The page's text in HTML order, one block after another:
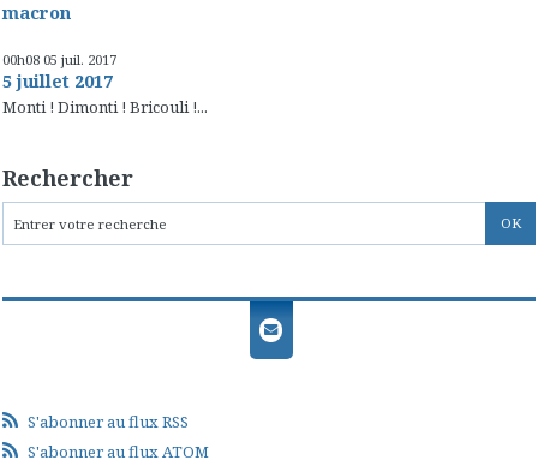
macron
00h08 05 juil. 2017
5 juillet 2017
Monti ! Dimonti ! Bricouli !...
Rechercher
S'abonner au flux RSS
S'abonner au flux ATOM